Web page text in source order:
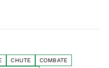
CHUTE
COMBATE